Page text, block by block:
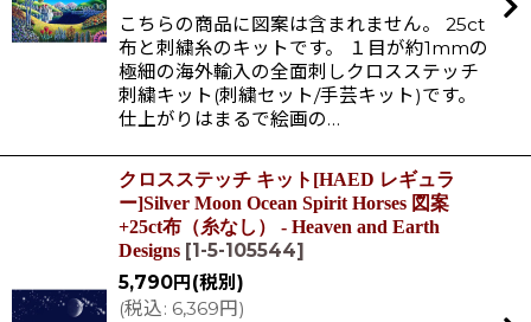
こちらの商品に図案は含まれません。 25ct
布と刺繍糸のキットです。 １目が約1mmの
極細の海外輸入の全面刺しクロスステッチ
刺繍キット(刺繍セット/手芸キット)です。
仕上がりはまるで絵画の…
クロスステッチ キット[HAED レギュラ
ー]Silver Moon Ocean Spirit Horses 図案
+25ct布（糸なし） - Heaven and Earth
Designs [1-5-105544]
5,790円 (税別)
(税込: 6,369円 )